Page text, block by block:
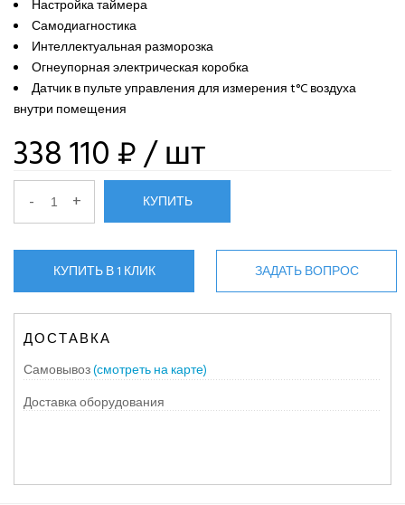
Настройка таймера
Самодиагностика
Интеллектуальная разморозка
Огнеупорная электрическая коробка
Датчик в пульте управления для измерения t°C воздуха
внутри помещения
338 110 ₽/ шт
- + КУПИТЬ
КУПИТЬ В 1 КЛИК ЗАДАТЬ ВОПРОС
ДОСТАВКА
Самовывоз(смотреть на карте)
Доставка оборудования